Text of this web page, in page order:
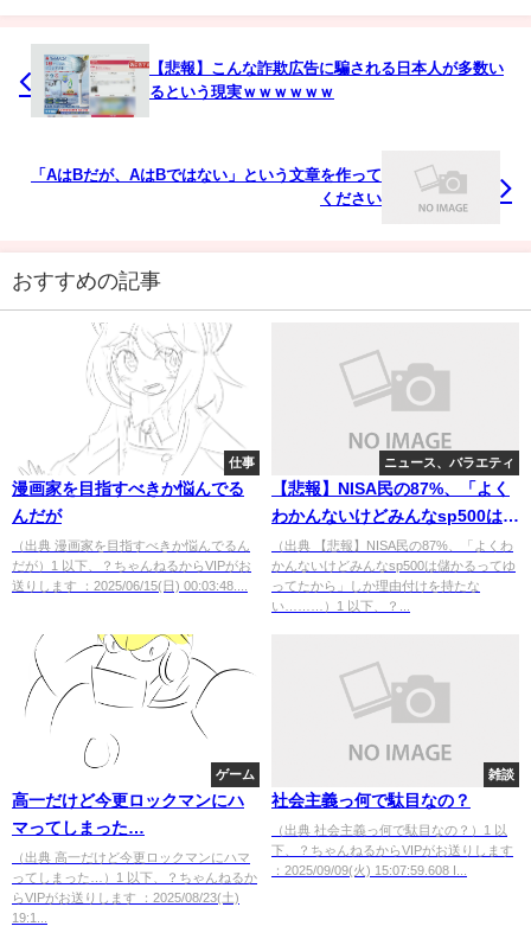
【悲報】こんな詐欺広告に騙される日本人が多数い
るという現実ｗｗｗｗｗｗ
「AはBだが、AはBではない」という文章を作って
ください
おすすめの記事
仕事
漫画家を目指すべきか悩んでる
んだが
（出典 漫画家を目指すべきか悩んでるん
だが）1 以下、？ちゃんねるからVIPがお
送りします ：2025/06/15(日) 00:03:48....
ニュース、バラエティ
【悲報】NISA民の87%、「よく
わかんないけどみんなsp500は儲
かるってゆってたから」しか理
由付けを持たない………
（出典 【悲報】NISA民の87%、「よくわ
かんないけどみんなsp500は儲かるってゆ
ってたから」しか理由付けを持たな
い………）1 以下、？...
ゲーム
高一だけど今更ロックマンにハ
マってしまった…
（出典 高一だけど今更ロックマンにハマ
ってしまった…）1 以下、？ちゃんねるか
らVIPがお送りします ：2025/08/23(土)
19:1...
雑談
社会主義っ何で駄目なの？
（出典 社会主義っ何で駄目なの？）1 以
下、？ちゃんねるからVIPがお送りします
：2025/09/09(火) 15:07:59.608 I...